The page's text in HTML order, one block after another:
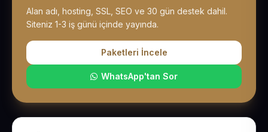
Alan adı, hosting, SSL, SEO ve 30 gün destek dahil.
Siteniz 1-3 iş günü içinde yayında.
Paketleri İncele
WhatsApp'tan Sor